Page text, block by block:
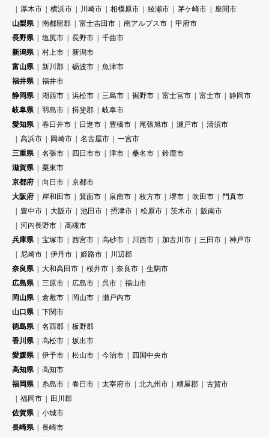
厚木市
横浜市 川崎市 相模原市 綾瀬市 茅ケ崎市
座間市
山梨県
南都留郡 富士吉田市 南アルプス市
甲府市
長野県
塩尻市 長野市
千曲市
新潟県
村上市
新潟市
富山県
新川郡 砺波市
魚津市
福井県
福井市
静岡県
湖西市 浜松市 三島市 裾野市 富士宮市 富士市
静岡市
岐阜県
羽島市 揖斐郡
岐阜市
愛知県
春日井市 日進市 豊橋市 尾張旭市 瀬戸市
清須市
高浜市
岡崎市 名古屋市
一宮市
三重県
名張市 四日市市 津市 桑名市
鈴鹿市
滋賀県
栗東市
京都府
向日市
京都市
大阪府
岸和田市 箕面市 泉南市 枚方市 堺市 吹田市
門真市
豊中市
大阪市 池田市 摂津市 松原市 茨木市
阪南市
河内長野市
高槻市
兵庫県
宝塚市 西宮市 高砂市 川西市 加古川市 三田市
神戸市
尼崎市
伊丹市 姫路市
川辺郡
奈良県
大和高田市 桜井市 奈良市
生駒市
広島県
三原市 広島市 呉市
福山市
岡山県
倉敷市 岡山市
瀬戸内市
山口県
下関市
徳島県
名西郡
板野郡
香川県
高松市
坂出市
愛媛県
伊予市 松山市 今治市
四国中央市
高知県
高知市
福岡県
糸島市 春日市 太宰府市 北九州市 糟屋郡
古賀市
福岡市
田川郡
佐賀県
小城市
長崎県
長崎市